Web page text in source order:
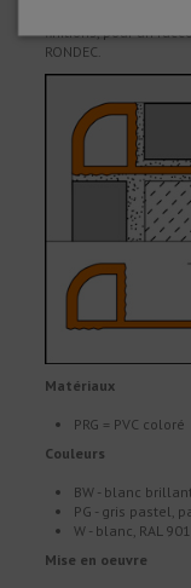
finitions, pour un
RONDEC.
Matériaux
PRG = PVC coloré
Couleurs
BW - blanc
PG - gris pastel,
W - blanc, RAL
Mise en oeuvre